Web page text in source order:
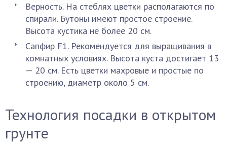
Верность. На стеблях цветки располагаются по
спирали. Бутоны имеют простое строение.
Высота кустика не более 20 см.
Сапфир F1. Рекомендуется для выращивания в
комнатных условиях. Высота куста достигает 13
— 20 см. Есть цветки махровые и простые по
строению, диаметр около 5 см.
Технология посадки в открытом
грунте